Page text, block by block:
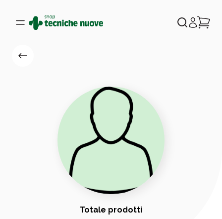
Totale prodotti